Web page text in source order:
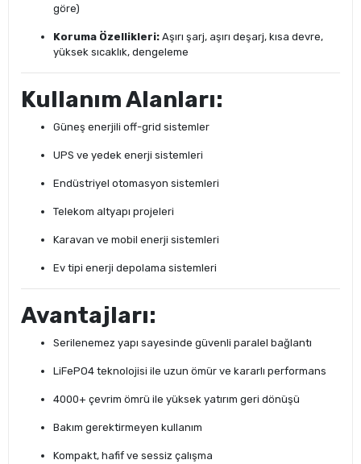
göre)
Koruma Özellikleri: Aşırı şarj, aşırı deşarj, kısa devre,
yüksek sıcaklık, dengeleme
Kullanım Alanları:
Güneş enerjili off-grid sistemler
UPS ve yedek enerji sistemleri
Endüstriyel otomasyon sistemleri
Telekom altyapı projeleri
Karavan ve mobil enerji sistemleri
Ev tipi enerji depolama sistemleri
Avantajları:
Serilenemez yapı sayesinde güvenli paralel bağlantı
LiFePO4 teknolojisi ile uzun ömür ve kararlı performans
4000+ çevrim ömrü ile yüksek yatırım geri dönüşü
Bakım gerektirmeyen kullanım
Kompakt, hafif ve sessiz çalışma